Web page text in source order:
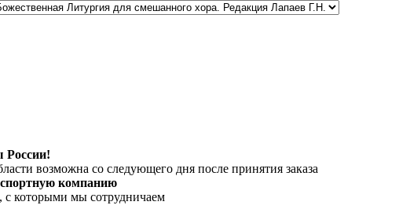
России!
возможна со следующего дня после принятия заказа
компанию
которыми мы сотрудничаем